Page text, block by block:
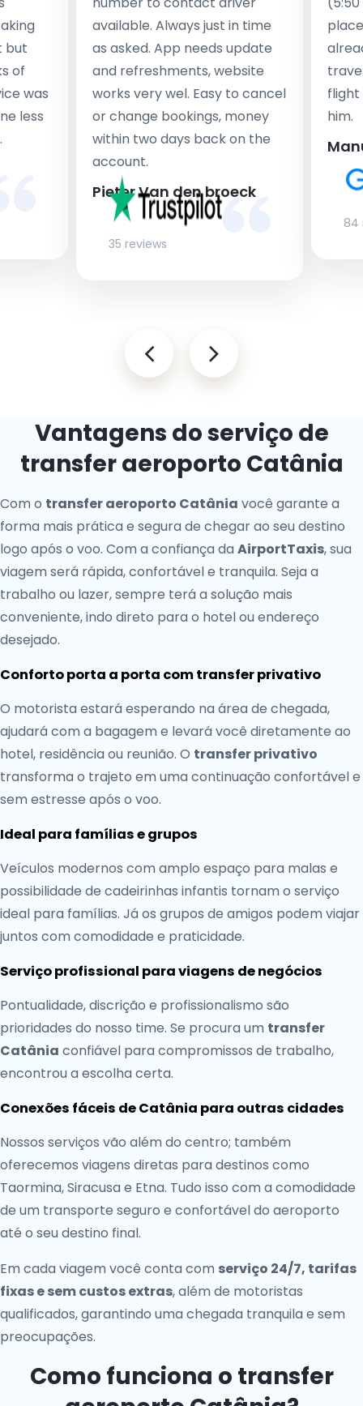
but
of
was
less
available. Always just in time
as asked. App needs update
and refreshments, website
works very wel. Easy to cancel
or change bookings, money
within two days back on the
account.
Pieter Van den broeck
35 reviews
flight
him.
84
Vantagens do serviço de
transfer aeroporto Catânia
Com o transfer aeroporto Catânia você garante a
forma mais prática e segura de chegar ao seu destino
logo após o voo. Com a confiança da AirportTaxis, sua
viagem será rápida, confortável e tranquila. Seja a
trabalho ou lazer, sempre terá a solução mais
conveniente, indo direto para o hotel ou endereço
desejado.
Conforto porta a porta com transfer privativo
O motorista estará esperando na área de chegada,
ajudará com a bagagem e levará você diretamente ao
hotel, residência ou reunião. O transfer privativo
transforma o trajeto em uma continuação confortável e
sem estresse após o voo.
Ideal para famílias e grupos
Veículos modernos com amplo espaço para malas e
possibilidade de cadeirinhas infantis tornam o serviço
ideal para famílias. Já os grupos de amigos podem viajar
juntos com comodidade e praticidade.
Serviço profissional para viagens de negócios
Pontualidade, discrição e profissionalismo são
prioridades do nosso time. Se procura um transfer
Catânia confiável para compromissos de trabalho,
encontrou a escolha certa.
Conexões fáceis de Catânia para outras cidades
Nossos serviços vão além do centro; também
oferecemos viagens diretas para destinos como
Taormina, Siracusa e Etna. Tudo isso com a comodidade
de um transporte seguro e confortável do aeroporto
até o seu destino final.
Em cada viagem você conta com serviço 24/7, tarifas
fixas e sem custos extras, além de motoristas
qualificados, garantindo uma chegada tranquila e sem
preocupações.
Como funciona o transfer